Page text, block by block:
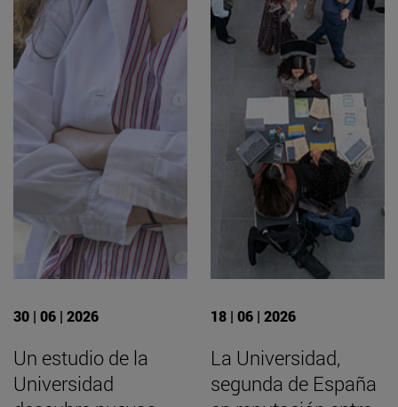
30 | 06 | 2026
Un estudio de la
Universidad
18 | 06 | 2026
La Universidad,
segunda de España